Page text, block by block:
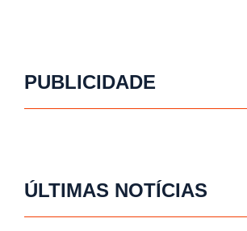
PUBLICIDADE
ÚLTIMAS NOTÍCIAS